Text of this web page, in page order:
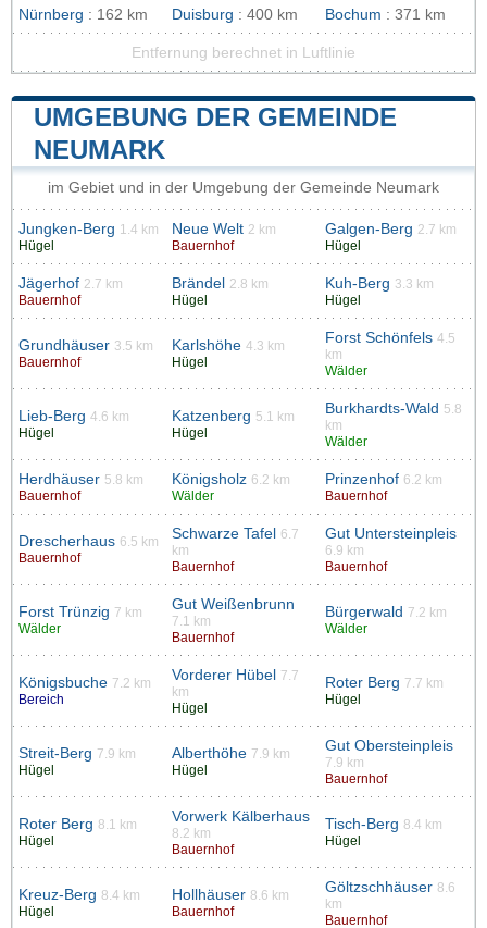
Nürnberg : 162 km Duisburg : 400 km Bochum : 371 km
Entfernung berechnet in Luftlinie
UMGEBUNG DER GEMEINDE
NEUMARK
im Gebiet und in der Umgebung der Gemeinde Neumark
Jungken-Berg 1.4 km
Hügel
Neue Welt 2 km
Bauernhof
Galgen-Berg 2.7 km
Hügel
Jägerhof 2.7 km
Bauernhof
Brändel
2.8 km
Hügel
Kuh-Berg 3.3 km
Hügel
Grundhäuser 3.5 km
Bauernhof
Karlshöhe 4.3 km
Hügel
Forst Schönfels 4.5
km
Wälder
Lieb-Berg 4.6 km
Hügel
Katzenberg 5.1 km
Hügel
Burkhardts-Wald 5.8
km
Wälder
Herdhäuser 5.8 km
Bauernhof
Königsholz 6.2 km
Wälder
Prinzenhof 6.2 km
Bauernhof
Drescherhaus 6.5 km
Bauernhof
Schwarze Tafel
6.7
km
Bauernhof
Gut Untersteinpleis
6.9 km
Bauernhof
Forst Trünzig 7 km
Wälder
Gut Weißenbrunn
7.1 km
Bauernhof
Bürgerwald 7.2 km
Wälder
Königsbuche 7.2 km
Bereich
Vorderer Hübel
7.7
km
Hügel
Roter Berg 7.7 km
Hügel
Streit-Berg 7.9 km
Hügel
Alberthöhe 7.9 km
Hügel
Gut Obersteinpleis
7.9 km
Bauernhof
Roter Berg 8.1 km
Hügel
Vorwerk Kälberhaus
8.2 km
Bauernhof
Tisch-Berg 8.4 km
Hügel
Kreuz-Berg 8.4 km
Hügel
Hollhäuser 8.6 km
Bauernhof
Göltzschhäuser 8.6
km
Bauernhof